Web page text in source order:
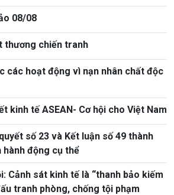
08/08
thương chiến tranh
các hoạt động vì nạn nhân chất độc
kinh tế ASEAN- Cơ hội cho Việt Nam
số 23 và Kết luận số 49 thành
động cụ thể
Cảnh sát kinh tế là “thanh bảo kiếm
tranh phòng, chống tội phạm